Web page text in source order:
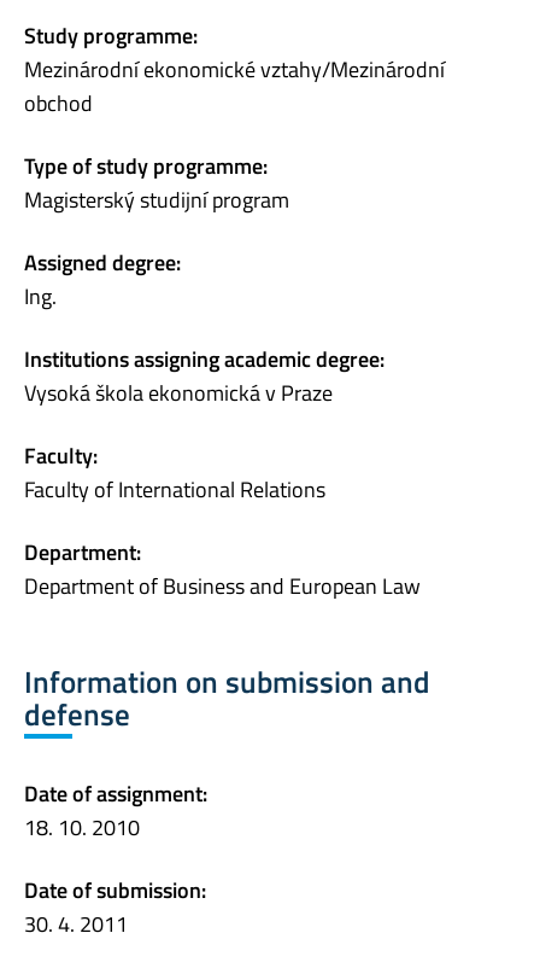
Study programme:
Mezinárodní ekonomické vztahy/Mezinárodní
obchod
Type of study programme:
Magisterský studijní program
Assigned degree:
Ing.
Institutions assigning academic degree:
Vysoká škola ekonomická v Praze
Faculty:
Faculty of International Relations
Department:
Department of Business and European Law
Information on submission and
defense
Date of assignment:
18. 10. 2010
Date of submission:
30. 4. 2011